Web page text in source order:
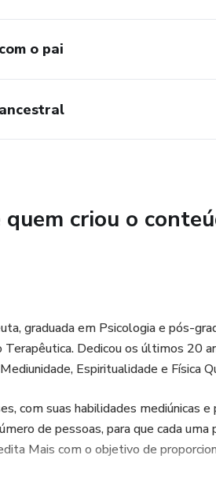
o pai
criou o
graduada em Psicologia e pós-
Dedicou os últimos 20
Espiritualidade e Física
com suas habilidades mediúnicas
de pessoas, para que cada
Mais com o objetivo de